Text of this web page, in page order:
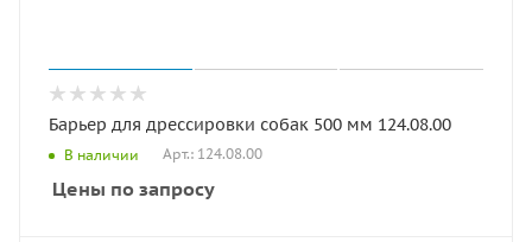
Барьер для дрессировки собак 500 мм 124.08.00
В наличии Арт.: 124.08.00
Цены по запросу